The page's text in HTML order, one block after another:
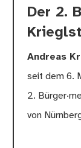
Der 2.
Andreas
seit dem 6.
2.
von